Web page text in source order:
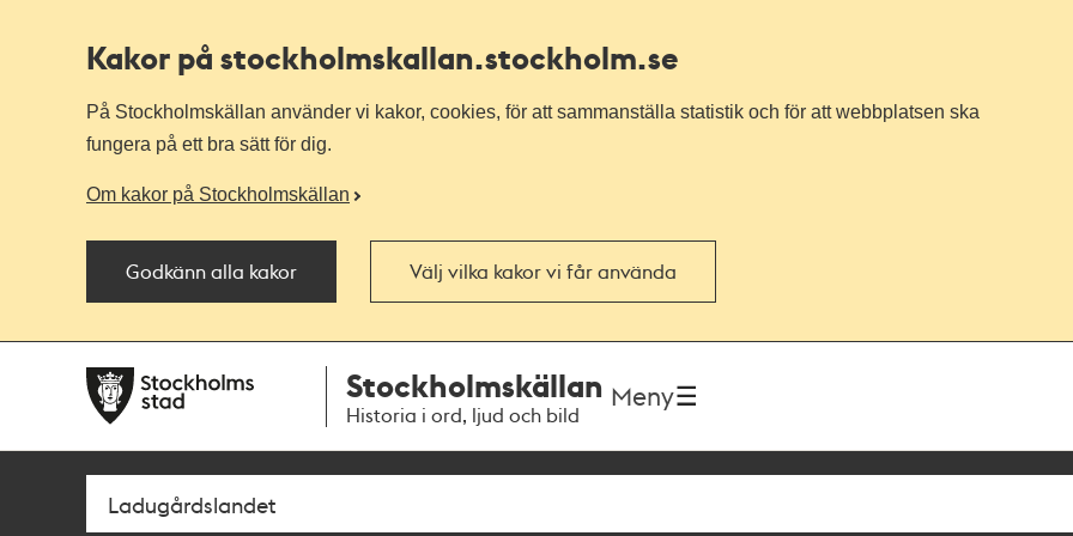
Kakor på stockholmskallan.stockholm.se
På Stockholmskällan använder vi kakor, cookies, för att sammanställa statistik och för att webbplatsen ska
fungera på ett bra sätt för dig.
Om kakor på Stockholmskällan
Godkänn alla kakor Välj vilka kakor vi får använda
navigationen
huvudinnehållet
Stockholmskällan
Historia i ord, ljud och bild
Meny
SökFritextsök